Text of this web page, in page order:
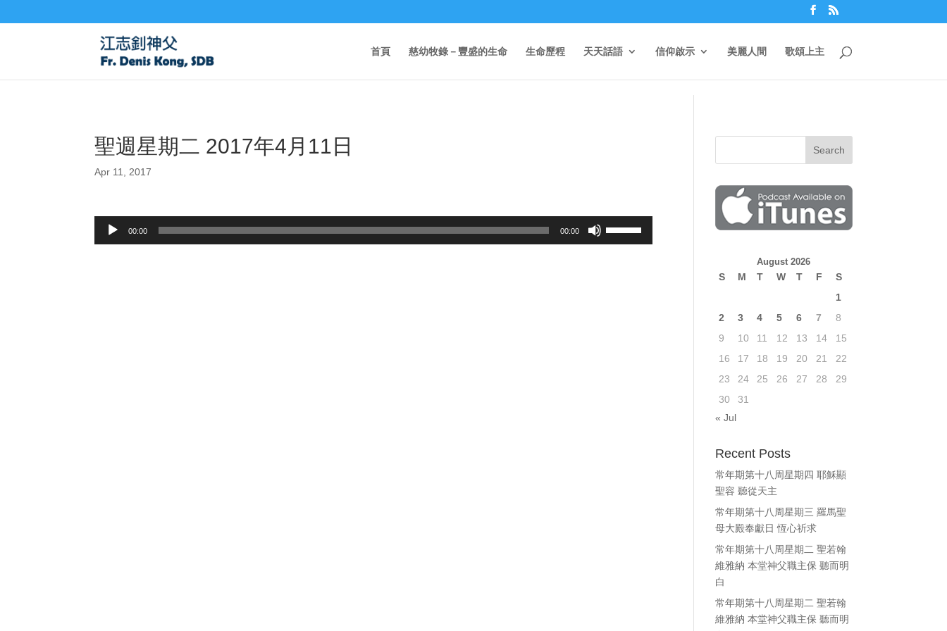
首頁 慈幼牧錄－豐盛的生命 生命歷程 天天話語 信仰啟示 美麗人間 歌頌上主
聖週星期二 2017年4月11日
Apr 11, 2017
Audio
00:00 00:00
August 2026
S M T W T F
S
1
2
3 4 5 6 7
8
9
10 11 12 13 14
15
16
17 18 19 20 21
22
23
24 25 26 27 28
29
30
31
« Jul
Recent Posts
常年期第十八周星期四 耶穌顯
聖容 聽從天主
常年期第十八周星期三 羅馬聖
母大殿奉獻日 恆心祈求
常年期第十八周星期二 聖若翰
維雅納 本堂神父職主保 聽而明
白
常年期第十八周星期二 聖若翰
維雅納 本堂神父職主保 聽而明